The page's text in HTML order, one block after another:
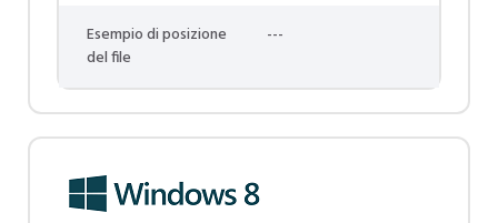
Esempio di posizione
del file
---